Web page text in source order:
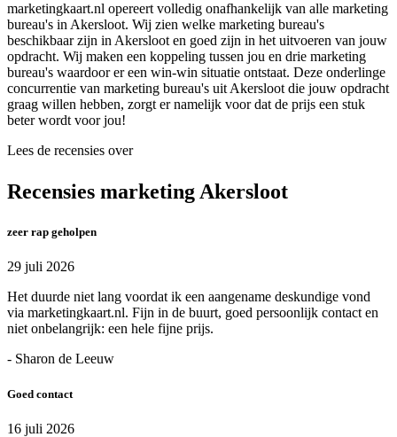
marketingkaart.nl opereert volledig onafhankelijk van alle marketing
bureau's in Akersloot. Wij zien welke marketing bureau's
beschikbaar zijn in Akersloot en goed zijn in het uitvoeren van jouw
opdracht. Wij maken een koppeling tussen jou en drie marketing
bureau's waardoor er een win-win situatie ontstaat. Deze onderlinge
concurrentie van marketing bureau's uit Akersloot die jouw opdracht
graag willen hebben, zorgt er namelijk voor dat de prijs een stuk
beter wordt voor jou!
Lees de recensies over
Recensies marketing Akersloot
zeer rap geholpen
29 juli 2026
Het duurde niet lang voordat ik een aangename deskundige vond
via marketingkaart.nl. Fijn in de buurt, goed persoonlijk contact en
niet onbelangrijk: een hele fijne prijs.
- Sharon de Leeuw
Goed contact
16 juli 2026